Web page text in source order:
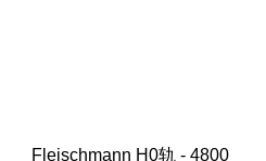
Fleischmann H0轨 - 4800